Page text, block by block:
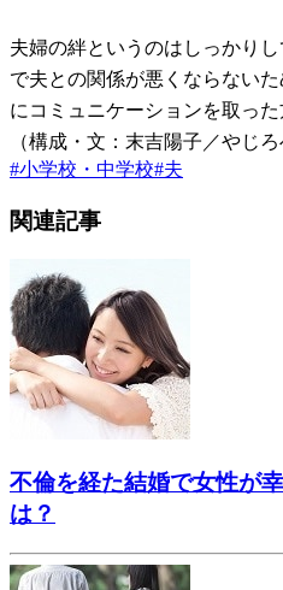
夫婦の絆というのはしっかり
で夫との関係が悪くならない
にコミュニケーションを取った
（構成・文：末吉陽子／やじろ
#小学校・中学校#夫
関連記事
不倫を経た結婚で女性が
は？